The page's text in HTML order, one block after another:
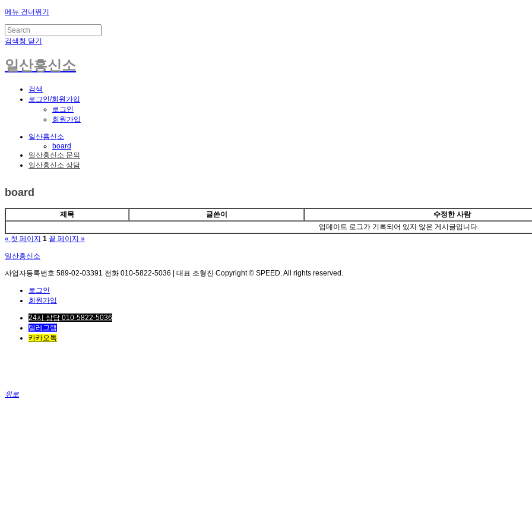
메뉴 건너뛰기
검색창 닫기
일산흥신소
검색
로그인/회원가입
로그인
회원가입
일산흥신소
board
일산흥신소 문의
일산흥신소 상담
board
제목 글쓴이
수정한 사람
업데이트 로그가 기록되어 있지 않은 게시글입니다.
« 첫 페이지 1 끝 페이지 »
일산흥신소
사업자등록번호 589-02-03391 전화 010-5822-5036 | 대표 조형진 Copyright © SPEED. All rights reserved.
로그인
회원가입
24시 상담 010-5822-5036
텔레그램
카카오톡
위로